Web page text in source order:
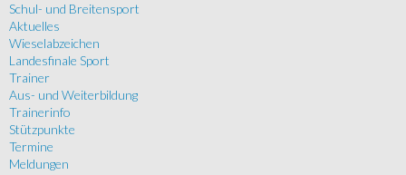
Schul- und Breitensport
Aktuelles
Wieselabzeichen
Landesfinale Sport
Trainer
Aus- und Weiterbildung
Trainerinfo
Stützpunkte
Termine
Meldungen